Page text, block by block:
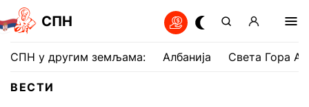
СПН
СПН у другим земљама: Албанија Света Гора
ВЕСТИ